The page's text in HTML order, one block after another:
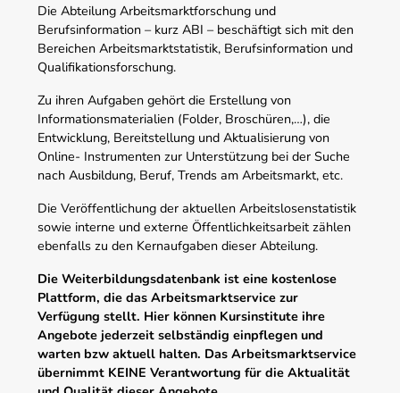
Die Abteilung Arbeitsmarktforschung und
Berufsinformation – kurz ABI – beschäftigt sich mit den
Bereichen Arbeitsmarktstatistik, Berufsinformation und
Qualifikationsforschung.
Zu ihren Aufgaben gehört die Erstellung von
Informationsmaterialien (Folder, Broschüren,…), die
Entwicklung, Bereitstellung und Aktualisierung von
Online- Instrumenten zur Unterstützung bei der Suche
nach Ausbildung, Beruf, Trends am Arbeitsmarkt, etc.
Die Veröffentlichung der aktuellen Arbeitslosenstatistik
sowie interne und externe Öffentlichkeitsarbeit zählen
ebenfalls zu den Kernaufgaben dieser Abteilung.
Die Weiterbildungsdatenbank ist eine kostenlose
Plattform, die das Arbeitsmarktservice zur
Verfügung stellt. Hier können Kursinstitute ihre
Angebote jederzeit selbständig einpflegen und
warten bzw aktuell halten. Das Arbeitsmarktservice
übernimmt KEINE Verantwortung für die Aktualität